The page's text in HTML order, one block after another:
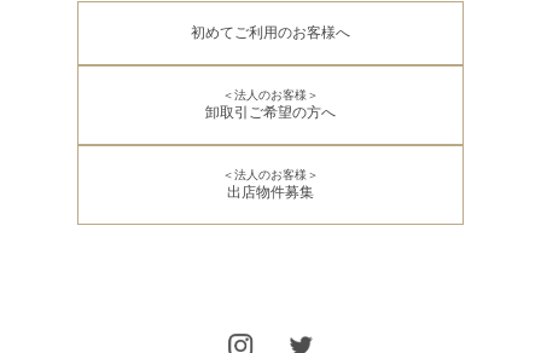
初めてご利用のお客様へ
＜法人のお客様＞
卸取引ご希望の方へ
＜法人のお客様＞
出店物件募集